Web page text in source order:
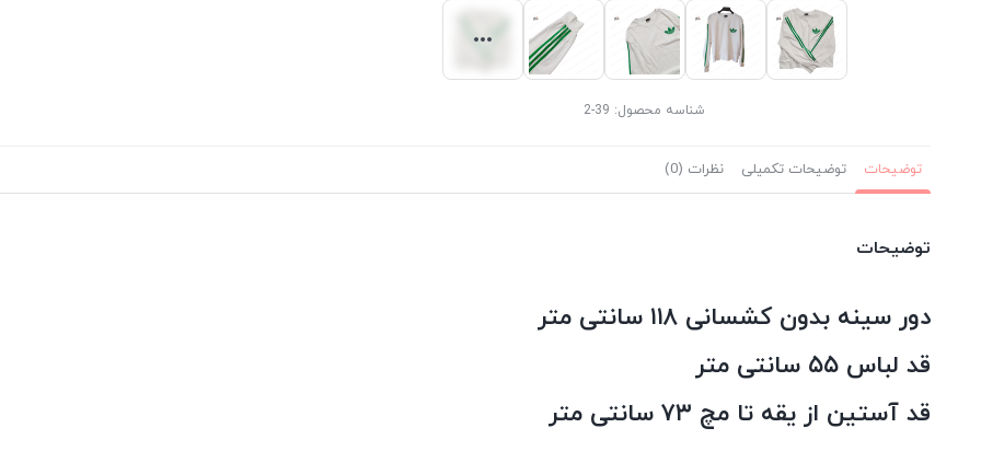
شناسه محصول: 39-2
توضیحات توضیحات تکمیلی نظرات (0)
توضیحات
دور سینه بدون کشسانی ۱۱۸ سانتی متر
قد لباس ۵۵ سانتی متر
قد آستین از یقه تا مچ ۷۳ سانتی متر